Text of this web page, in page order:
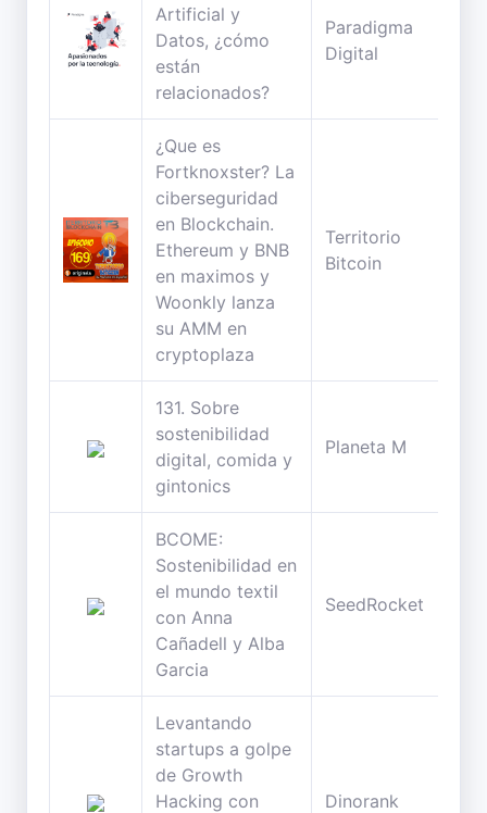
Artificial y
Datos, ¿cómo
están
relacionados?
Paradigma
Digital
¿Que es
Fortknoxster? La
ciberseguridad
en Blockchain.
Ethereum y BNB
en maximos y
Woonkly lanza
su AMM en
cryptoplaza
Territorio
Bitcoin
131. Sobre
sostenibilidad
digital, comida y
gintonics
Planeta M
BCOME:
Sostenibilidad en
el mundo textil
con Anna
Cañadell y Alba
Garcia
SeedRocket
Levantando
startups a golpe
de Growth
Hacking con
Dinorank